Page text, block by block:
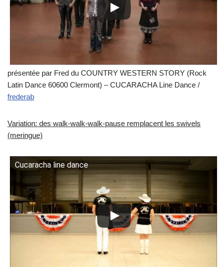
présentée par Fred du COUNTRY WESTERN STORY (Rock
Latin Dance 60600 Clermont) – CUCARACHA Line Dance /
frederab
Variation: des walk-walk-walk-pause remplacent les swivels
(meringue)
Cucaracha line dance